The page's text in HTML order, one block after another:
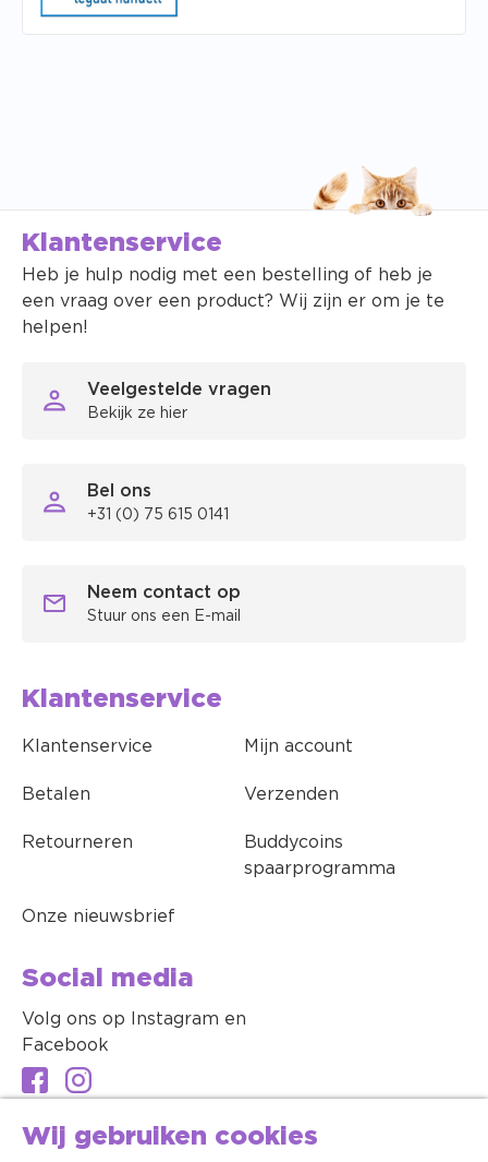
Klantenservice
Heb je hulp nodig met een bestelling of heb je
een vraag over een product? Wij zijn er om je te
helpen!
Veelgestelde vragen
Bekijk ze hier
Bel ons
+31 (0) 75 615 0141
Neem contact op
Stuur ons een E-mail
Klantenservice
Klantenservice Mijn account
Betalen Verzenden
Retourneren
Buddycoins
spaarprogramma
Onze nieuwsbrief
Social media
Volg ons op Instagram en
Facebook
Wij gebruiken cookies